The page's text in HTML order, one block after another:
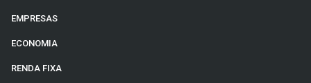
EMPRESAS
ECONOMIA
RENDA FIXA